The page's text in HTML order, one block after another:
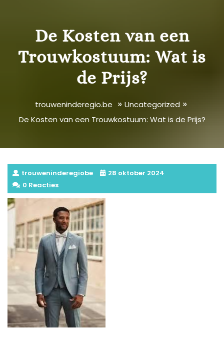
De Kosten van een
Trouwkostuum: Wat is
de Prijs?
trouweninderegio.be » Uncategorized»
De Kosten van een Trouwkostuum: Wat is de Prijs?
trouweninderegiobe
28 oktober 2024
0 Reacties